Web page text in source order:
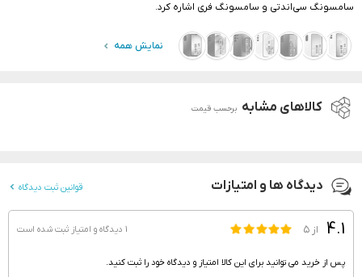
سامسونگ سی‌اندتی و سامسونگ فری اشاره کرد.
نمایش همه
کالاهای مشابه برحسب قیمت
دیدگاه ها و امتیازات قوانین ثبت دیدگاه
4.1 از ۵ 1 دیدگاه و امتیاز ثبت شده است
پس از خرید می توانید برای این کالا امتیاز و دیدگاه خود را ثبت کنید.